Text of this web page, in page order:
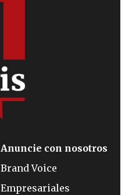
Anuncie con nosotros
Brand Voice
Empresariales